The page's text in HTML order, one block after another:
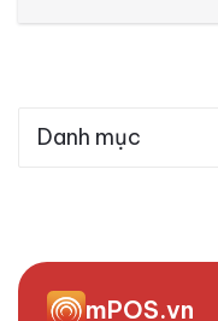
Danh mục
mPOS.vn